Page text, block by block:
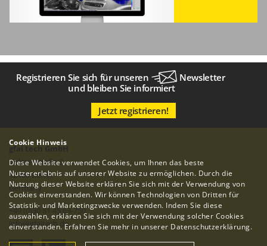
Cookie Hinweis
Diese Website verwendet Cookies, um Ihnen das beste
Nutzererlebnis auf unserer Website zu ermöglichen. Durch die
Nutzung dieser Website erklären Sie sich mit der Verwendung von
Cookies einverstanden. Wir können Technologien von Dritten für
Statistik- und Marketingzwecke verwenden. Indem Sie diese
auswählen, erklären Sie sich mit der Verwendung solcher Cookies
einverstanden. Erfahren Sie mehr in unserer Datenschutzerklärung.
Registrieren Sie sich für unseren
Newsletter
und bleiben Sie informiert
Jetzt registrieren!
gfai tech GmbH
Volmerstraße 3
12489 Berlin
Germany
+49 (0)30 81 45 63-750
info@gfaitech.de